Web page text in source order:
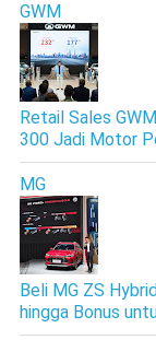
GWM
Retail Sales
300 Jadi Motor
MG
Beli MG ZS
hingga Bonus